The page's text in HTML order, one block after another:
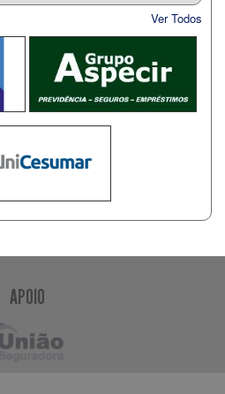
Ver Todos
APOIO